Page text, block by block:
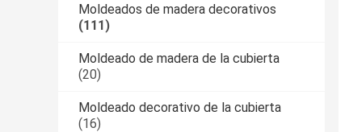
Moldeados de madera decorativos
(111)
Moldeado de madera de la cubierta
(20)
Moldeado decorativo de la cubierta
(16)